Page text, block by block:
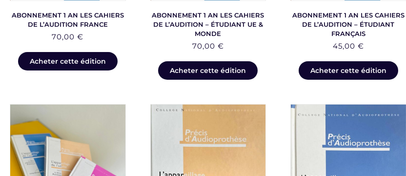
ABONNEMENT 1 AN LES CAHIERS
DE L’AUDITION FRANCE
70,00€
Acheter cette édition
ABONNEMENT 1 AN LES CAHIERS
DE L’AUDITION – ÉTUDIANT UE &
MONDE
70,00 €
Acheter cette édition
ABONNEMENT 1 AN LES CAHIERS
DE L’AUDITION – ÉTUDIANT
FRANÇAIS
45,00 €
Acheter cette édition